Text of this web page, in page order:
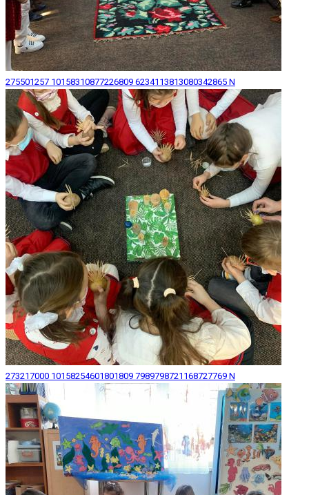
275501257 10158310877226809 6234113813080342865 N
273217000 10158254601801809 7989798721168727769 N